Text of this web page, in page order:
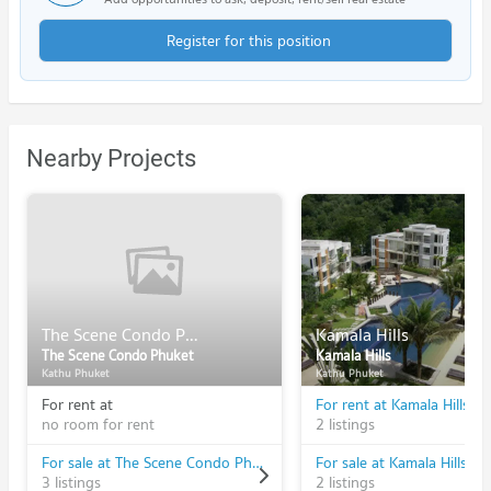
Register for this position
Nearby Projects
The Scene Condo Phuket
The Scene Condo Phuket
Kathu Phuket
For rent at
no room for rent
For sale at The Scene Condo Phuket
3 listings
Kamala Hills
Kamala Hills
Kathu Phuket
For rent at Kamala Hills
2 listings
For sale at Kamala Hills
2 listings